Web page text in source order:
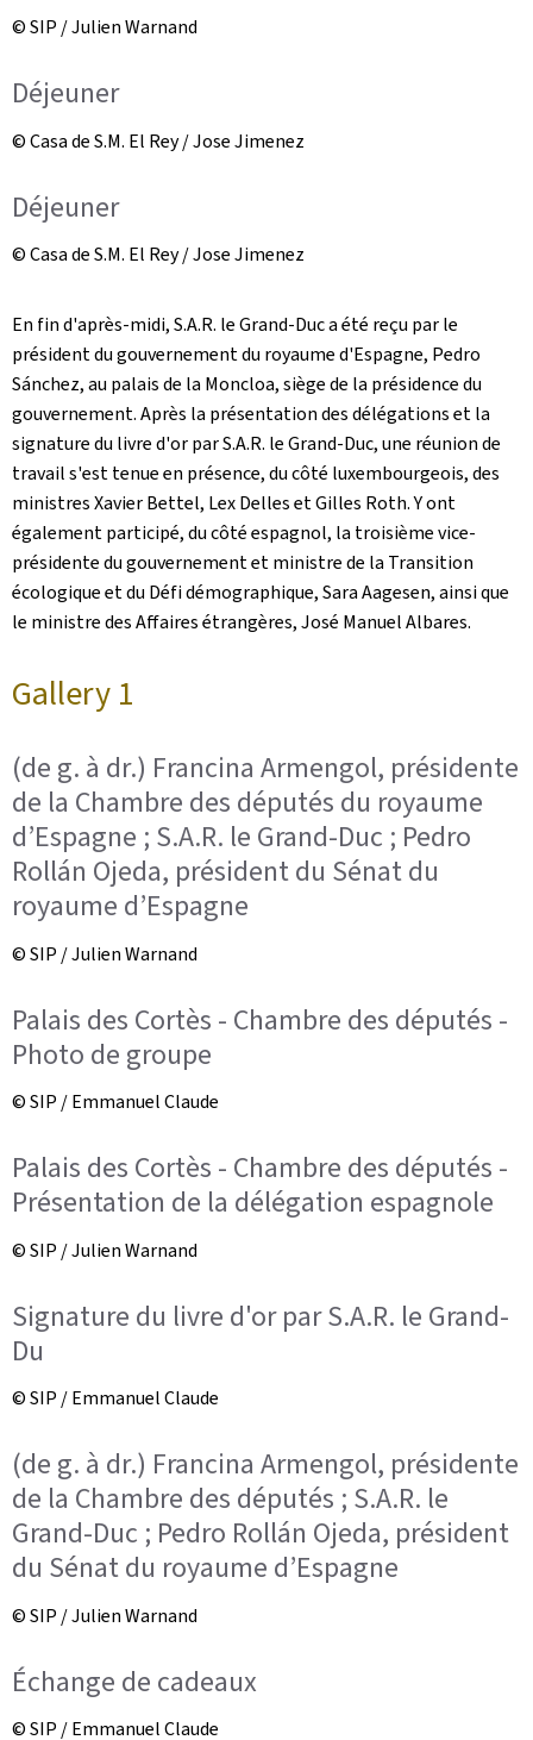
© SIP / Julien Warnand
Déjeuner
© Casa de S.M. El Rey / Jose Jimenez
Déjeuner
© Casa de S.M. El Rey / Jose Jimenez
En fin d'après-midi, S.A.R. le Grand-Duc a été reçu par le
président du gouvernement du royaume d'Espagne, Pedro
Sánchez, au palais de la Moncloa, siège de la présidence du
gouvernement. Après la présentation des délégations et la
signature du livre d'or par S.A.R. le Grand-Duc, une réunion de
travail s'est tenue en présence, du côté luxembourgeois, des
ministres Xavier Bettel, Lex Delles et Gilles Roth. Y ont
également participé, du côté espagnol, la troisième vice-
présidente du gouvernement et ministre de la Transition
écologique et du Défi démographique, Sara Aagesen, ainsi que
le ministre des Affaires étrangères, José Manuel Albares.
Gallery 1
(de g. à dr.) Francina Armengol, présidente
de la Chambre des députés du royaume
d’Espagne ; S.A.R. le Grand-Duc ; Pedro
Rollán Ojeda, président du Sénat du
royaume d’Espagne
© SIP / Julien Warnand
Palais des Cortès - Chambre des députés -
Photo de groupe
© SIP / Emmanuel Claude
Palais des Cortès - Chambre des députés -
Présentation de la délégation espagnole
© SIP / Julien Warnand
Signature du livre d'or par S.A.R. le Grand-
Du
© SIP / Emmanuel Claude
(de g. à dr.) Francina Armengol, présidente
de la Chambre des députés ; S.A.R. le
Grand-Duc ; Pedro Rollán Ojeda, président
du Sénat du royaume d’Espagne
© SIP / Julien Warnand
Échange de cadeaux
© SIP / Emmanuel Claude